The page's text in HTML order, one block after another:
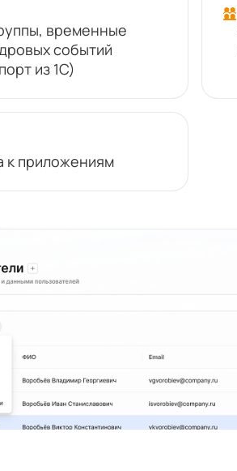
временные
событий
из 1С)
к приложениям